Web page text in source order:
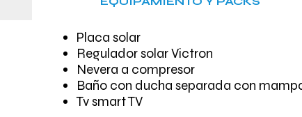
Placa solar
Regulador solar Victron
Nevera a compresor
Baño con ducha separada con
Tv smart TV